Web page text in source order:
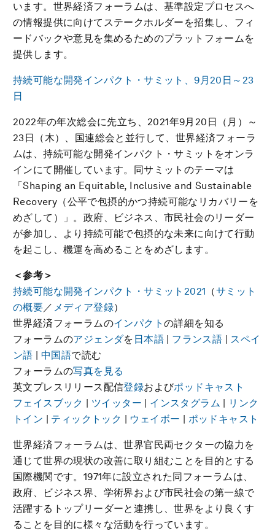
います。世界経済フォーラムは、基準設定プロセスへ
の情報提供に向けてステークホルダーを招集し、フィ
ードバックや意見を集めるためのプラットフォームを
提供します。
持続可能な開発インパクト・サミット、9月20日～23
日
2022年の年次総会に先立ち、2021年9月20日（月）～
23日（木）、国連総会と並行して、世界経済フォーラ
ムは、持続可能な開発インパクト・サミットをオンラ
インにて開催しています。同サミットのテーマは
「Shaping an Equitable, Inclusive and Sustainable
Recovery（公平で包摂的かつ持続可能なリカバリーを
めざして）」。政府、ビジネス、市民社会のリーダー
が参加し、より持続可能で包摂的な未来に向けて行動
を起こし、機運を高めることをめざします。
＜参考＞
持続可能な開発インパクト・サミット2021 （サミット
の概要／ メディア登録）
世界経済フォーラムのインパクト の詳細を知る
フォーラムのアジェンダを 日本語 | フランス語 | スペイ
ン語 |中国語で読む
フォーラムの写真を見る
英文プレスリリース配信登録およびポッドキャスト
フェイスブック | ツイッター | インスタグラム | リンク
トイン | ティックトック | ウェイボー | ポッドキャスト
世界経済フォーラムは、世界官民両セクターの協力を
通じて世界の現状の改善に取り組むことを目的とする
国際機関です。1971年に設立された同フォーラムは、
政府、ビジネス界、学術界および市民社会の第一線で
活躍するトップリーダーと連携し、世界をより良くす
ることを目的に様々な活動を行っています。